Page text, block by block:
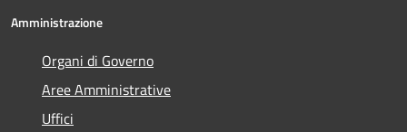
Amministrazione
Organi di Governo
Aree Amministrative
Uffici